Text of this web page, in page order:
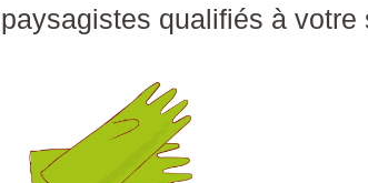
qualifiés à